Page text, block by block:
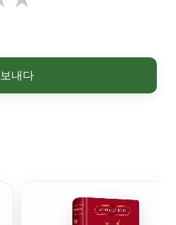
보내다